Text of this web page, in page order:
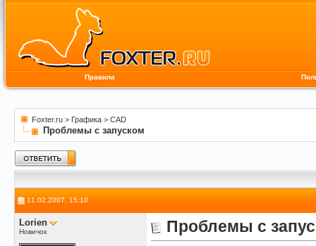
Правила
Foxter.ru > Графика > CAD
Проблемы с запуском
11.02.2007, 15:10
Lorien
Новичок Проблемы с